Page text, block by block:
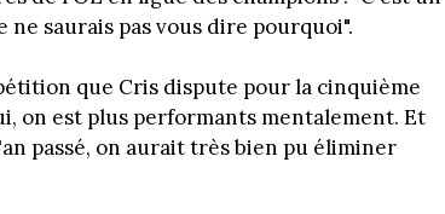
ne saurais pas vous dire pourquoi".
que Cris dispute pour la cinquième
on est plus performants mentalement. Et
passé, on aurait très bien pu éliminer